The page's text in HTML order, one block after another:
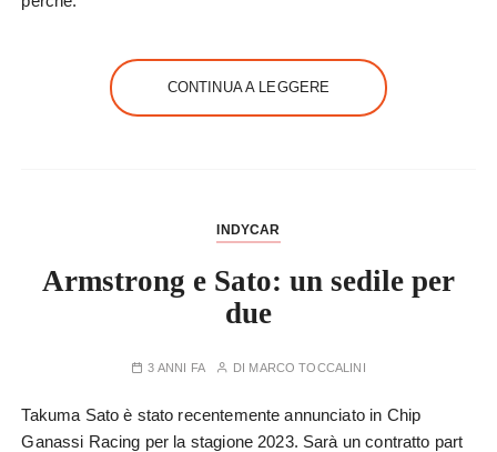
CONTINUA A LEGGERE
INDYCAR
Armstrong e Sato: un sedile per
due
3 ANNI FA DI MARCO TOCCALINI
Takuma Sato è stato recentemente annunciato in Chip
Ganassi Racing per la stagione 2023. Sarà un contratto part